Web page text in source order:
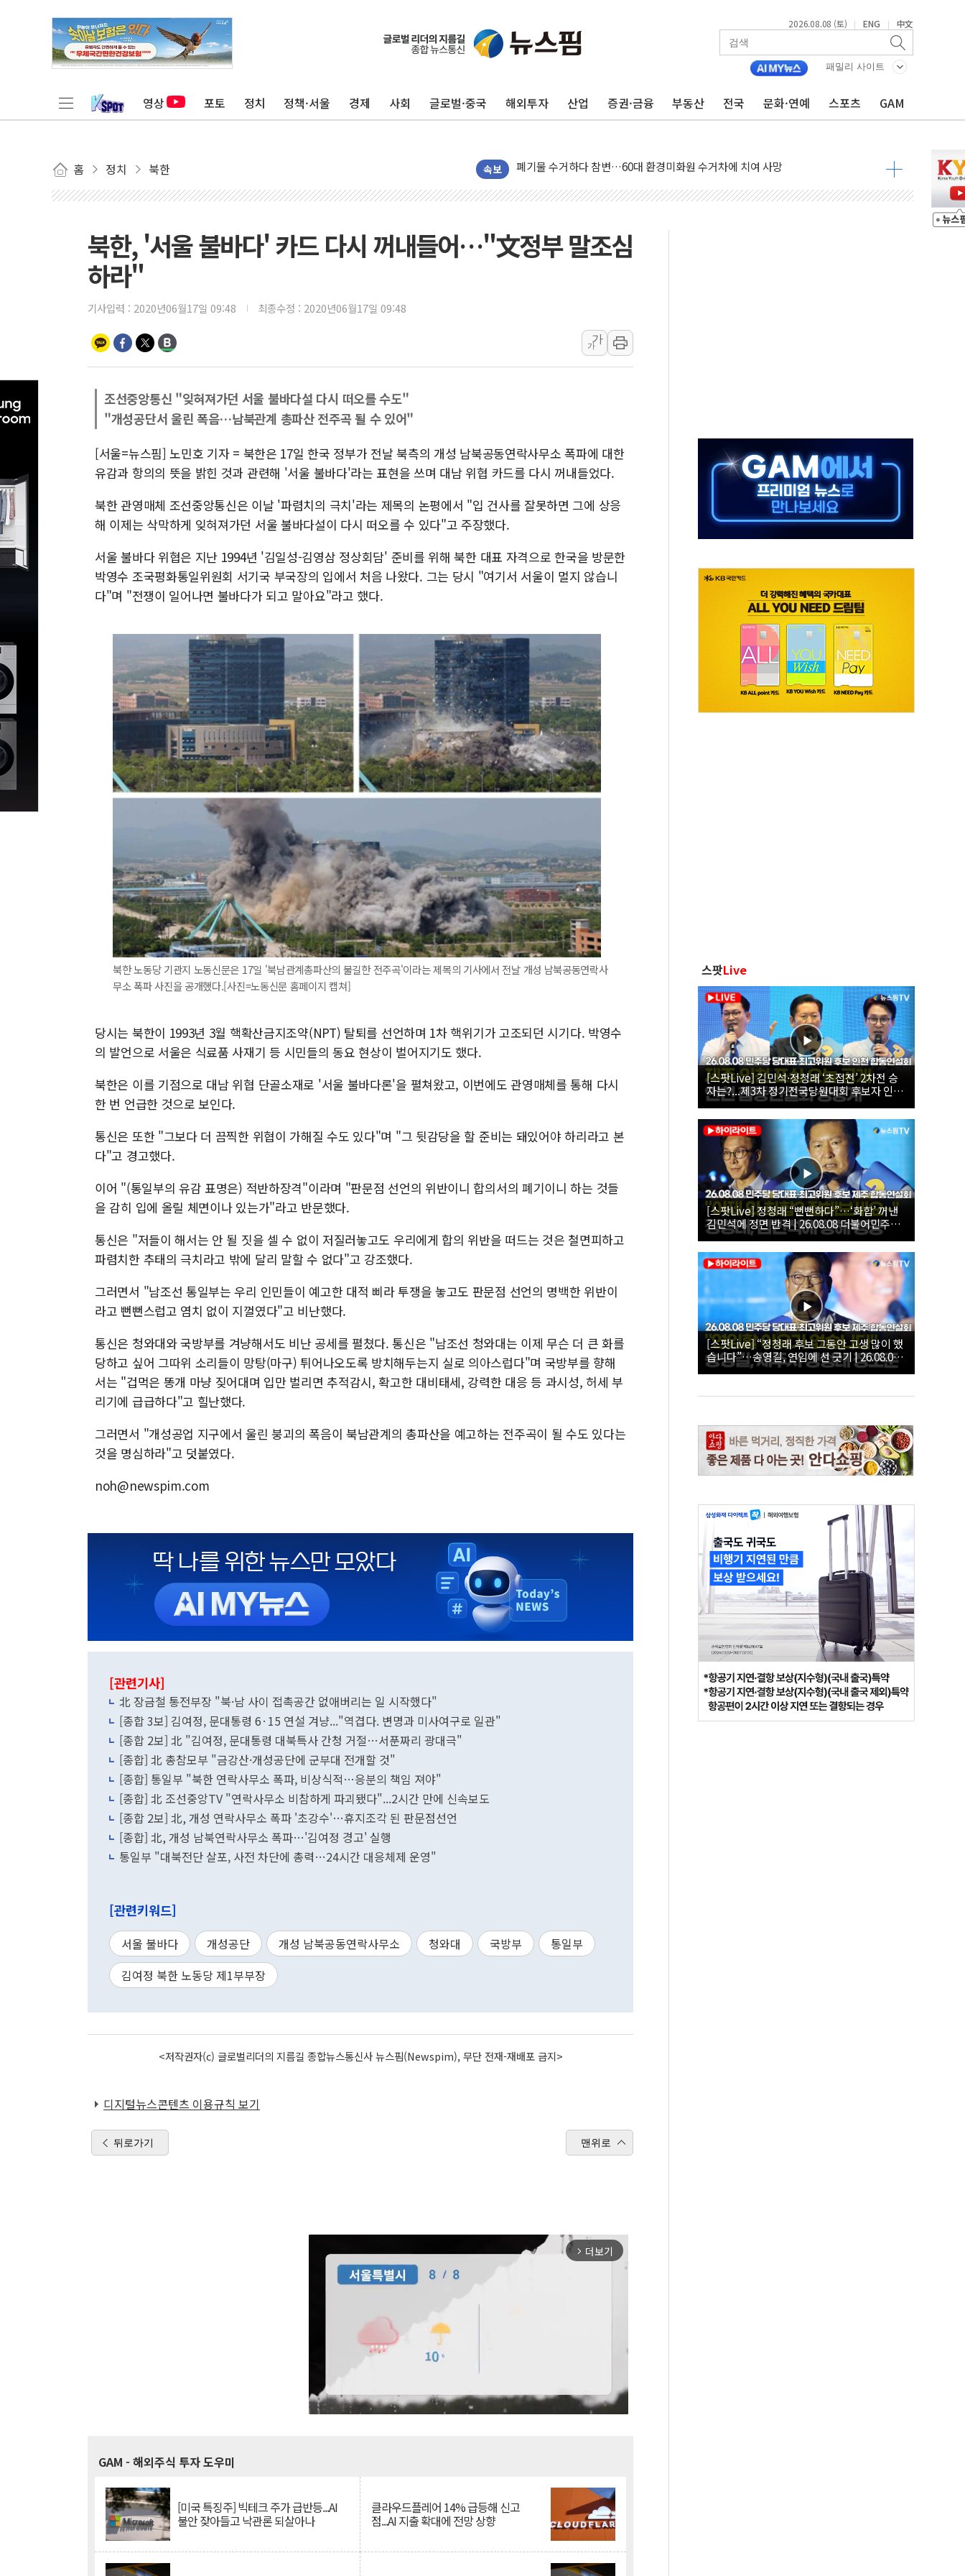
2026.08.08 (토) | ENG | 中文
패밀리 사이트
영상 포토 정치 정책·서울 경제 사회 글로벌·중국 해외투자 산업 증권·금융 부동산 전국 문화·연예 스포츠 GAM
홈 정치 북한 속보
[속보] 민주, 인천 경선 결과 발표...김민석 45.09% 정청래 43.27% 송영길 11.63%
[속보] 민주, 제주 경선 결과 발표...김민석 52.64% 정청래 39.89% 송영길 7.47%
美, 이란전 출구전략 만지작…공습 한계·탄약 부족 현실화
강릉·동해·삼척 시간당 최대 50㎜ 폭우…강원 동해안 강한 비 이어져
서울 중랑구 주택가서 흉기 난동…60대 남성 2명 숨져
李대통령 "결혼 때문에 손해 보는 일 없게"…'결혼 페널티' 22개 과제 손본다
추미애, '위안부' 피해자 기림의 날 참석..."국제적 시민 연대로 목소리 내야"
인천 선재도 갯벌서 해루질 중 실종 60대 나흘만에 숨진 채 발견
동해중부 전 해상 풍랑주의보…10일까지 최대 3.5m 높은 물결
연일 폭염에 온열질환 사망 23명…정부, 비상대응기구 가동
강원 중·남부 동해안 시간당 50mm 이상 폭우…호우경보 발효
북한, '서울 불바다' 카드 다시 꺼내들어…"文정부 말조심
하라"
기사입력 : 2020년06월17일 09:48 최종수정 : 2020년06월17일 09:48
가
가
조선중앙통신 "잊혀져가던 서울 불바다설 다시 떠오를 수도"
"개성공단서 울린 폭음…남북관계 총파산 전주곡 될 수 있어"
[서울=뉴스핌] 노민호 기자 = 북한은 17일 한국 정부가 전날 북측의 개성 남북공동연락사무소 폭파에 대한
유감과 항의의 뜻을 밝힌 것과 관련해 '서울 불바다'라는 표현을 쓰며 대남 위협 카드를 다시 꺼내들었다.
북한 관영매체 조선중앙통신은 이날 '파렴치의 극치'라는 제목의 논평에서 "입 건사를 잘못하면 그에 상응
해 이제는 삭막하게 잊혀져가던 서울 불바다설이 다시 떠오를 수 있다"고 주장했다.
서울 불바다 위협은 지난 1994년 '김일성-김영삼 정상회담' 준비를 위해 북한 대표 자격으로 한국을 방문한
박영수 조국평화통일위원회 서기국 부국장의 입에서 처음 나왔다. 그는 당시 "여기서 서울이 멀지 않습니
다"며 "전쟁이 일어나면 불바다가 되고 말아요"라고 했다.
북한 노동당 기관지 노동신문은 17일 '북남관계총파산의 불길한 전주곡'이라는 제목의 기사에서 전날 개성 남북공동연락사
무소 폭파 사진을 공개했다.[사진=노동신문 홈페이지 캡쳐]
당시는 북한이 1993년 3월 핵확산금지조약(NPT) 탈퇴를 선언하며 1차 핵위기가 고조되던 시기다. 박영수
의 발언으로 서울은 식료품 사재기 등 시민들의 동요 현상이 벌어지기도 했다.
북한은 이를 기점으로 대남 위협 단골소재로 '서울 불바다론'을 펼쳐왔고, 이번에도 관영매체를 통해 다시
한 번 언급한 것으로 보인다.
통신은 또한 "그보다 더 끔찍한 위협이 가해질 수도 있다"며 "그 뒷감당을 할 준비는 돼있어야 하리라고 본
다"고 경고했다.
이어 "(통일부의 유감 표명은) 적반하장격"이라며 "판문점 선언의 위반이니 합의서의 폐기이니 하는 것들
을 감히 입에 올릴 체면이나 있는가"라고 반문했다.
통신은 "저들이 해서는 안 될 짓을 셀 수 없이 저질러놓고도 우리에게 합의 위반을 떠드는 것은 철면피하고
파렴치한 추태의 극치라고 밖에 달리 말할 수 없다"고 강조했다.
그러면서 "남조선 통일부는 우리 인민들이 예고한 대적 삐라 투쟁을 놓고도 판문점 선언의 명백한 위반이
라고 뻔뻔스럽고 염치 없이 지껄였다"고 비난했다.
통신은 청와대와 국방부를 겨냥해서도 비난 공세를 펼쳤다. 통신은 "남조선 청와대는 이제 무슨 더 큰 화를
당하고 싶어 그따위 소리들이 망탕(마구) 튀어나오도록 방치해두는지 실로 의아스럽다"며 국방부를 향해
서는 "겁먹은 똥개 마냥 짖어대며 입만 벌리면 추적감시, 확고한 대비태세, 강력한 대응 등 과시성, 허세 부
리기에 급급하다"고 힐난했다.
그러면서 "개성공업 지구에서 울린 붕괴의 폭음이 북남관계의 총파산을 예고하는 전주곡이 될 수도 있다는
것을 명심하라"고 덧붙였다.
noh@newspim.com
[관련기사]
北 장금철 통전부장 "북·남 사이 접촉공간 없애버리는 일 시작했다"
[종합 3보] 김여정, 문대통령 6·15 연설 겨냥..."역겹다. 변명과 미사여구로 일관"
[종합 2보] 北 "김여정, 문대통령 대북특사 간청 거절…서푼짜리 광대극"
[종합] 北 총참모부 "금강산·개성공단에 군부대 전개할 것"
[종합] 통일부 "북한 연락사무소 폭파, 비상식적…응분의 책임 져야"
[종합] 北 조선중앙TV "연락사무소 비참하게 파괴됐다"...2시간 만에 신속보도
[종합 2보] 北, 개성 연락사무소 폭파 '초강수'…휴지조각 된 판문점선언
[종합] 北, 개성 남북연락사무소 폭파…'김여정 경고' 실행
통일부 "대북전단 살포, 사전 차단에 총력…24시간 대응체제 운영"
[관련키워드]
서울 불바다 개성공단 개성 남북공동연락사무소 청와대 국방부
통일부
김여정 북한 노동당 제1부부장
<저작권자(c) 글로벌리더의 지름길 종합뉴스통신사 뉴스핌(Newspim), 무단 전재-재배포 금지>
디지털뉴스콘텐츠 이용규칙 보기
뒤로가기 맨위로
arrow_forward_ios 더보기
GAM - 해외주식 투자 도우미
[미국 특징주] 빅테크 주가 급반등...AI
불안 잦아들고 낙관론 되살아나
클라우드플레어 14% 급등해 신고
점...AI 지출 확대에 전망 상향
스팟Live
[스팟Live] 김민석·정청래 ‘초접전’ 2차전 승
자는?...제3차 정기전국당원대회 후보자 인천
합동연설회 생중계 | 26.08.08
[스팟Live] 정청래 “뻔뻔하다”…‘화합’ 꺼낸
김민석에 정면 반격 | 26.08.08 더불어민주당
당대표·최고위원 후보 제주 합동연설회
[스팟Live] “정청래 후보 그동안 고생 많이 했
습니다”…송영길, 연임에 선 긋기 | 26.08.08
더불어민주당 당대표·최고위원 후보 제주 합